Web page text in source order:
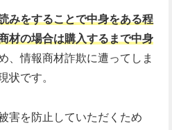
みをすることで中身をある程
材の場合は購入するまで中身
、情報商材詐欺に遭ってしま
状です。
害を防止していただくため